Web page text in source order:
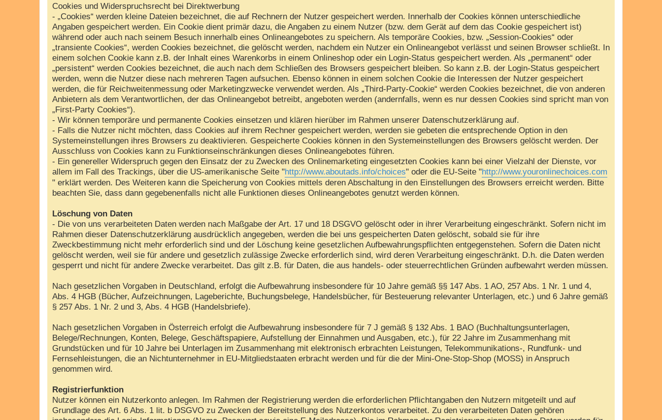
Cookies und Widerspruchsrecht bei Direktwerbung
- „Cookies“ werden kleine Dateien bezeichnet, die auf Rechnern der Nutzer gespeichert werden. Innerhalb der Cookies können unterschiedliche
Angaben gespeichert werden. Ein Cookie dient primär dazu, die Angaben zu einem Nutzer (bzw. dem Gerät auf dem das Cookie gespeichert ist)
während oder auch nach seinem Besuch innerhalb eines Onlineangebotes zu speichern. Als temporäre Cookies, bzw. „Session-Cookies“ oder
„transiente Cookies“, werden Cookies bezeichnet, die gelöscht werden, nachdem ein Nutzer ein Onlineangebot verlässt und seinen Browser schließt. In
einem solchen Cookie kann z.B. der Inhalt eines Warenkorbs in einem Onlineshop oder ein Login-Status gespeichert werden. Als „permanent“ oder
„persistent“ werden Cookies bezeichnet, die auch nach dem Schließen des Browsers gespeichert bleiben. So kann z.B. der Login-Status gespeichert
werden, wenn die Nutzer diese nach mehreren Tagen aufsuchen. Ebenso können in einem solchen Cookie die Interessen der Nutzer gespeichert
werden, die für Reichweitenmessung oder Marketingzwecke verwendet werden. Als „Third-Party-Cookie“ werden Cookies bezeichnet, die von anderen
Anbietern als dem Verantwortlichen, der das Onlineangebot betreibt, angeboten werden (andernfalls, wenn es nur dessen Cookies sind spricht man von
„First-Party Cookies“).
- Wir können temporäre und permanente Cookies einsetzen und klären hierüber im Rahmen unserer Datenschutzerklärung auf.
- Falls die Nutzer nicht möchten, dass Cookies auf ihrem Rechner gespeichert werden, werden sie gebeten die entsprechende Option in den
Systemeinstellungen ihres Browsers zu deaktivieren. Gespeicherte Cookies können in den Systemeinstellungen des Browsers gelöscht werden. Der
Ausschluss von Cookies kann zu Funktionseinschränkungen dieses Onlineangebotes führen.
- Ein genereller Widerspruch gegen den Einsatz der zu Zwecken des Onlinemarketing eingesetzten Cookies kann bei einer Vielzahl der Dienste, vor
allem im Fall des Trackings, über die US-amerikanische Seite "http://www.aboutads.info/choices" oder die EU-Seite "http://www.youronlinechoices.com
" erklärt werden. Des Weiteren kann die Speicherung von Cookies mittels deren Abschaltung in den Einstellungen des Browsers erreicht werden. Bitte
beachten Sie, dass dann gegebenenfalls nicht alle Funktionen dieses Onlineangebotes genutzt werden können.
Löschung von Daten
- Die von uns verarbeiteten Daten werden nach Maßgabe der Art. 17 und 18 DSGVO gelöscht oder in ihrer Verarbeitung eingeschränkt. Sofern nicht im
Rahmen dieser Datenschutzerklärung ausdrücklich angegeben, werden die bei uns gespeicherten Daten gelöscht, sobald sie für ihre
Zweckbestimmung nicht mehr erforderlich sind und der Löschung keine gesetzlichen Aufbewahrungspflichten entgegenstehen. Sofern die Daten nicht
gelöscht werden, weil sie für andere und gesetzlich zulässige Zwecke erforderlich sind, wird deren Verarbeitung eingeschränkt. D.h. die Daten werden
gesperrt und nicht für andere Zwecke verarbeitet. Das gilt z.B. für Daten, die aus handels- oder steuerrechtlichen Gründen aufbewahrt werden müssen.
Nach gesetzlichen Vorgaben in Deutschland, erfolgt die Aufbewahrung insbesondere für 10 Jahre gemäß §§ 147 Abs. 1 AO, 257 Abs. 1 Nr. 1 und 4,
Abs. 4 HGB (Bücher, Aufzeichnungen, Lageberichte, Buchungsbelege, Handelsbücher, für Besteuerung relevanter Unterlagen, etc.) und 6 Jahre gemäß
§ 257 Abs. 1 Nr. 2 und 3, Abs. 4 HGB (Handelsbriefe).
Nach gesetzlichen Vorgaben in Österreich erfolgt die Aufbewahrung insbesondere für 7 J gemäß § 132 Abs. 1 BAO (Buchhaltungsunterlagen,
Belege/Rechnungen, Konten, Belege, Geschäftspapiere, Aufstellung der Einnahmen und Ausgaben, etc.), für 22 Jahre im Zusammenhang mit
Grundstücken und für 10 Jahre bei Unterlagen im Zusammenhang mit elektronisch erbrachten Leistungen, Telekommunikations-, Rundfunk- und
Fernsehleistungen, die an Nichtunternehmer in EU-Mitgliedstaaten erbracht werden und für die der Mini-One-Stop-Shop (MOSS) in Anspruch
genommen wird.
Registrierfunktion
Nutzer können ein Nutzerkonto anlegen. Im Rahmen der Registrierung werden die erforderlichen Pflichtangaben den Nutzern mitgeteilt und auf
Grundlage des Art. 6 Abs. 1 lit. b DSGVO zu Zwecken der Bereitstellung des Nutzerkontos verarbeitet. Zu den verarbeiteten Daten gehören